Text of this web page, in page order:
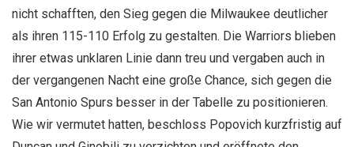
nicht schafften, den Sieg gegen die Milwaukee deutlicher
als ihren 115-110 Erfolg zu gestalten. Die Warriors blieben
ihrer etwas unklaren Linie dann treu und vergaben auch in
der vergangenen Nacht eine große Chance, sich gegen die
San Antonio Spurs besser in der Tabelle zu positionieren.
Wie wir vermutet hatten, beschloss Popovich kurzfristig auf